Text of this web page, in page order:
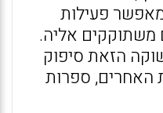
מאפשר פעילות
משתוקקים אליה.
הזאת סיפוק
האחרים, ספרות